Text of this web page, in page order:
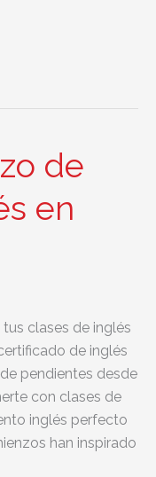
de
en
clases de inglés
de inglés
pendientes desde
con clases de
inglés perfecto
han inspirado